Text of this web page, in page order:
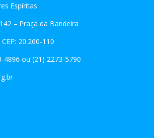
Espíritas
– Praça da Bandeira
20.260-110
4896 ou (21) 2273-5790